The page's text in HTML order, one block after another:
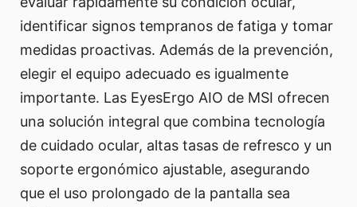
identificar signos tempranos de fatiga y tomar
medidas proactivas. Además de la prevención,
elegir el equipo adecuado es igualmente
importante. Las EyesErgo AIO de MSI ofrecen
una solución integral que combina tecnología
de cuidado ocular, altas tasas de refresco y un
soporte ergonómico ajustable, asegurando
que el uso prolongado de la pantalla sea